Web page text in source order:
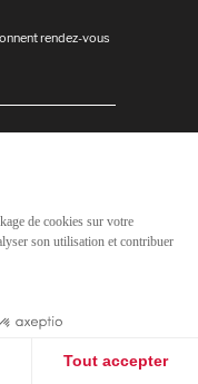
rendez-vous